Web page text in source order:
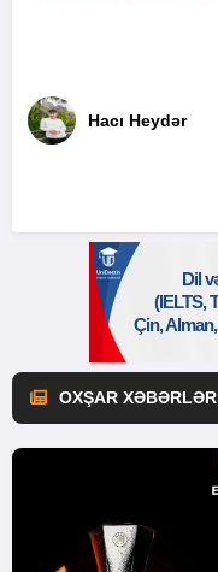
Hacı Heydər
OXŞAR XƏBƏRLƏR